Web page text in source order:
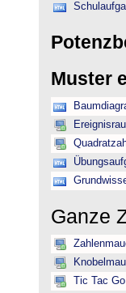
Muster
Ganze
Tic Tac